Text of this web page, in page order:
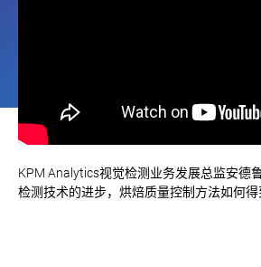
KPM Analytics视觉检测业务发展总监安德
检测技术的进步，烘焙质量控制方法如何得